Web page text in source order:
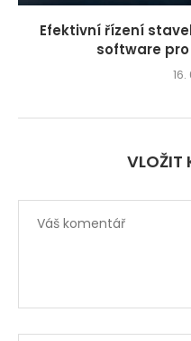
Efektivní řízení
software
VLOŽIT